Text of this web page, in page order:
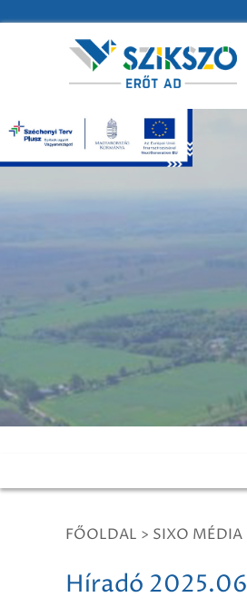
FŐOLDAL > SIXO MÉDIA
Híradó